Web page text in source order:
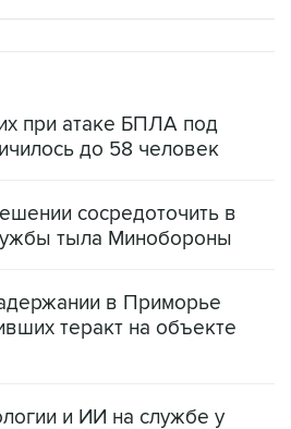
при атаке БПЛА под
до 58 человек
сосредоточить в
тыла Минобороны
в Приморье
теракт на объекте
и ИИ на службе у